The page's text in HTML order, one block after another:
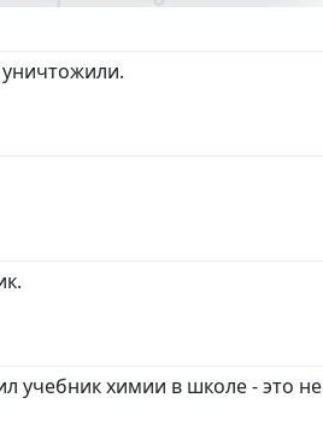
учебник химии в школе - это не